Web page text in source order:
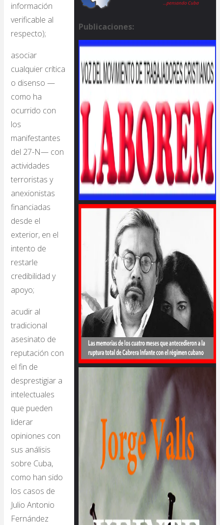
información
verificable al
respecto);
asociar
cualquier crítica
o disenso —
como ha
ocurrido con
los
manifestantes
del 27-N— con
actividades
terroristas y
anexionistas
financiadas
desde el
exterior, en el
intento de
restarle
credibilidad y
apoyo;
acudir al
tradicional
asesinato de
reputación con
el fin de
desprestigiar a
intelectuales
que pueden
liderar
opiniones con
sus análisis
sobre Cuba,
como han sido
los casos de
Julio Antonio
Fernández
Publicaciones: